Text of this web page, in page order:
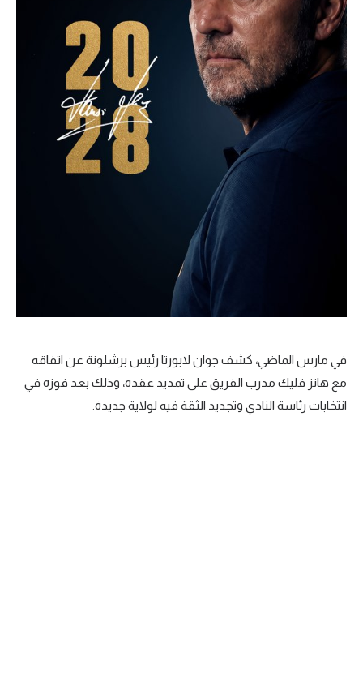
تقرير في الجول
تحليل في الجول
حكايات في الجول
كويز في الجول
في مارس الماضي، كشف جوان لابورتا رئيس برشلونة عن اتفاقه
مع هانز فليك مدرب الفريق على تمديد عقده، وذلك بعد فوزه في
انتخابات رئاسة النادي وتجديد الثقة فيه لولاية جديدة.